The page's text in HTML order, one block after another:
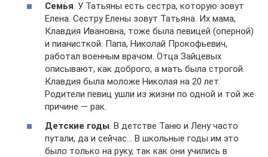
Семья. У Татьяны есть сестра, которую зовут
Елена. Сестру Елены зовут Татьяна. Их мама,
Клавдия Ивановна, тоже была певицей (оперной)
и пианисткой. Папа, Николай Прокофьевич,
работал военным врачом. Отца Зайцевых
описывают, как доброго, а мать была строгой.
Клавдия была моложе Николая на 20 лет.
Родители певиц ушли из жизни по одной и той же
причине — рак.
Детские годы . В детстве Таню и Лену часто
путали, да и сейчас… В школьные годы им это
было только на руку, так как они учились в